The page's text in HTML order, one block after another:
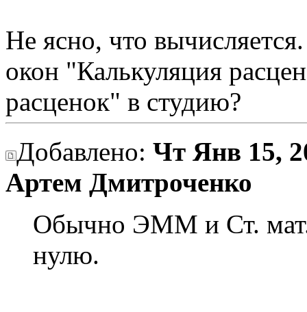
Не ясно, что
окон "Калькуляция
расценок" в студию?
Добавлено: Чт Янв 15,
Артем Дмитроченко
Обычно ЭММ и Ст. мат.
нулю.